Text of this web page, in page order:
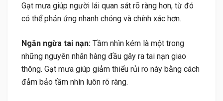
Gạt mưa giúp người lái quan sát rõ ràng hơn, từ đó
có thể phản ứng nhanh chóng và chính xác hơn.
Ngăn ngừa tai nạn: Tầm nhìn kém là một trong
những nguyên nhân hàng đầu gây ra tai nạn giao
thông. Gạt mưa giúp giảm thiểu rủi ro này bằng cách
đảm bảo tầm nhìn luôn rõ ràng.